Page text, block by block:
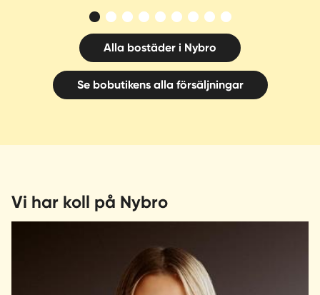
Alla bostäder i Nybro
Se bobutikens alla försäljningar
Vi har koll på Nybro